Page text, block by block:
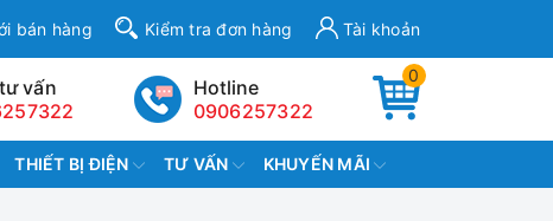
bán hàng Kiểm tra đơn hàng Tài khoản
0
Hotline
0906257322
vấn
THIẾT BỊ ĐIỆN TƯ VẤN KHUYẾN MÃI